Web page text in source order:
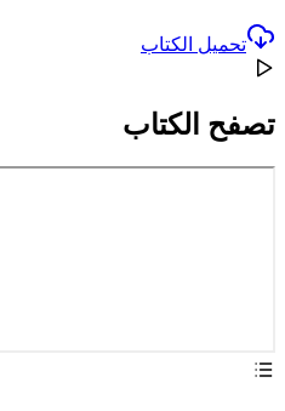
تحميل الكتاب
تصفح الكتاب